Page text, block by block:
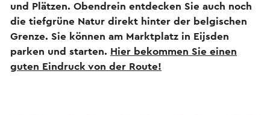
und Plätzen. Obendrein entdecken Sie auch noch
die tiefgrüne Natur direkt hinter der belgischen
Grenze. Sie können am Marktplatz in Eijsden
parken und starten. Hier bekommen Sie einen
guten Eindruck von der Route!